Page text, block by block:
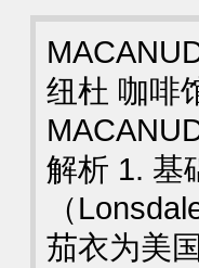
纽杜 咖啡
解析 1. 基
（
茄衣为美